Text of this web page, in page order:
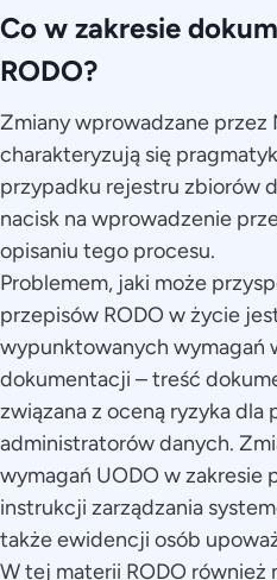
Co w zakresie
RODO?
Zmiany wprowadzane przez
charakteryzują się
przypadku rejestru zbiorów
nacisk na wprowadzenie
opisaniu tego procesu.
Problemem, jaki może
przepisów RODO w życie
wypunktowanych wymagań
dokumentacji – treść
związana z oceną ryzyka dla
administratorów danych.
wymagań UODO w
instrukcji zarządzania
także ewidencji osób
W tej materii RODO również